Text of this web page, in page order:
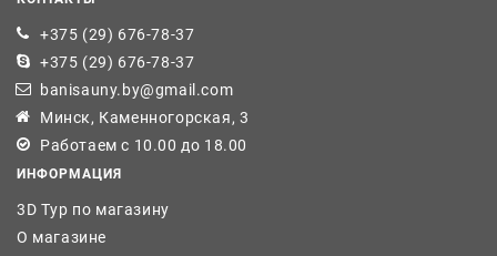
+375 (29) 676-78-37
+375 (29) 676-78-37
banisauny.by@gmail.com
Минск, Каменногорская, 3
Работаем с 10.00 до 18.00
ИНФОРМАЦИЯ
3D Тур по магазину
О магазине